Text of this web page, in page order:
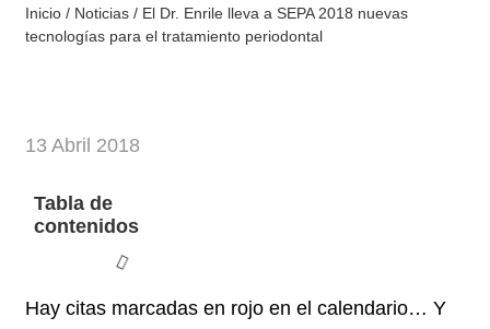
Inicio / Noticias / El Dr. Enrile lleva a SEPA 2018 nuevas
tecnologías para el tratamiento periodontal
13 Abril 2018
Tabla de
contenidos
Hay citas marcadas en rojo en el calendario… Y